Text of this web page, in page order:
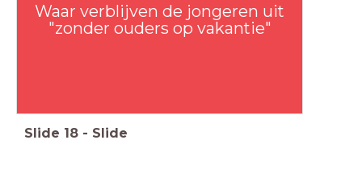
Waar verblijven de jongeren uit
"zonder ouders op vakantie"
Slide 18 - Slide